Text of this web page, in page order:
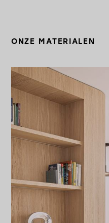
ONZE MATERIALEN